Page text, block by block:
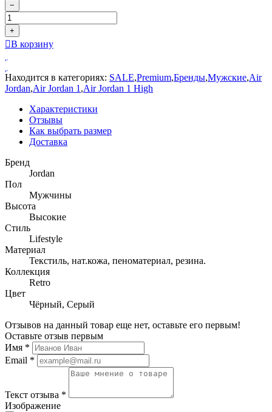
−
+
В корзину
Находится в категориях: SALE,Premium,Бренды,Мужские,Air
Jordan,Air Jordan 1,Air Jordan 1 High
Характеристики
Отзывы
Как выбрать размер
Доставка
Бренд
Jordan
Пол
Мужчины
Высота
Высокие
Стиль
Lifestyle
Материал
Текстиль, нат.кожа, пеноматериал, резина.
Коллекция
Retro
Цвет
Чёрный, Серый
Отзывов на данный товар еще нет, оставьте его первым!
Оставьте отзыв первым
Имя *
Email *
Текст отзыва *
Изображение